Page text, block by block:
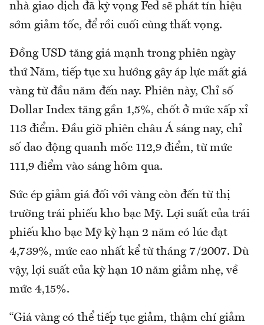
nhà giao dịch đã kỳ vọng Fed sẽ phát tín hiệu
sớm giảm tốc, để rồi cuối cùng thất vọng.
Đồng USD tăng giá mạnh trong phiên ngày
thứ Năm, tiếp tục xu hướng gây áp lực mất giá
vàng từ đầu năm đến nay. Phiên này, Chỉ số
Dollar Index tăng gần 1,5%, chốt ở mức xấp xỉ
113 điểm. Đầu giờ phiên châu Á sáng nay, chỉ
số dao động quanh mốc 112,9 điểm, từ mức
111,9 điểm vào sáng hôm qua.
Sức ép giảm giá đối với vàng còn đến từ thị
trường trái phiếu kho bạc Mỹ. Lợi suất của trái
phiếu kho bạc Mỹ kỳ hạn 2 năm có lúc đạt
4,739%, mức cao nhất kể từ tháng 7/2007. Dù
vậy, lợi suất của kỳ hạn 10 năm giảm nhẹ, về
mức 4,15%.
“Giá vàng có thể tiếp tục giảm, thậm chí giảm